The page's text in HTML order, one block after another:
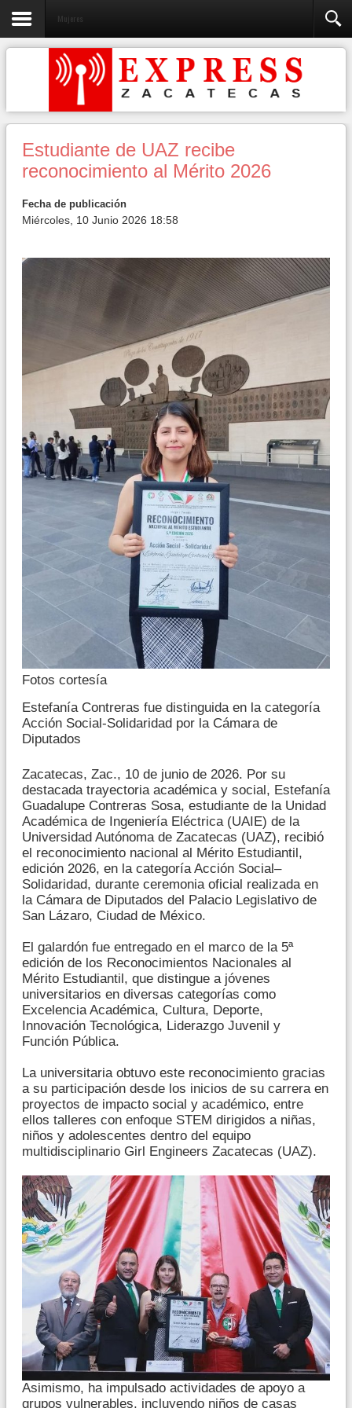
Mujeres
Estudiante de UAZ recibe
reconocimiento al Mérito 2026
Fecha de publicación
Miércoles, 10 Junio 2026 18:58
Fotos cortesía
Estefanía Contreras fue distinguida en la categoría
Acción Social-Solidaridad por la Cámara de
Diputados
Zacatecas, Zac., 10 de junio de 2026. Por su
destacada trayectoria académica y social, Estefanía
Guadalupe Contreras Sosa, estudiante de la Unidad
Académica de Ingeniería Eléctrica (UAIE) de la
Universidad Autónoma de Zacatecas (UAZ), recibió
el reconocimiento nacional al Mérito Estudiantil,
edición 2026, en la categoría Acción Social–
Solidaridad, durante ceremonia oficial realizada en
la Cámara de Diputados del Palacio Legislativo de
San Lázaro, Ciudad de México.
El galardón fue entregado en el marco de la 5ª
edición de los Reconocimientos Nacionales al
Mérito Estudiantil, que distingue a jóvenes
universitarios en diversas categorías como
Excelencia Académica, Cultura, Deporte,
Innovación Tecnológica, Liderazgo Juvenil y
Función Pública.
La universitaria obtuvo este reconocimiento gracias
a su participación desde los inicios de su carrera en
proyectos de impacto social y académico, entre
ellos talleres con enfoque STEM dirigidos a niñas,
niños y adolescentes dentro del equipo
multidisciplinario Girl Engineers Zacatecas (UAZ).
Asimismo, ha impulsado actividades de apoyo a
grupos vulnerables, incluyendo niños de casas